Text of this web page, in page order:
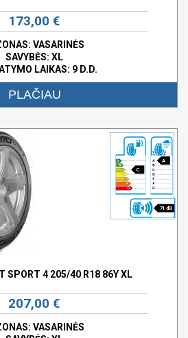
173,00 €
VASARINĖS
SAVYBĖS: XL
LAIKAS: 9 D.D.
PLAČIAU
C
A
71 dB
SPORT 4 205/40 R18 86Y XL
207,00 €
VASARINĖS